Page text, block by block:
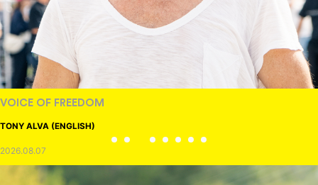
VOICE OF FREEDOM
TONY ALVA (ENGLISH)
2026.08.07